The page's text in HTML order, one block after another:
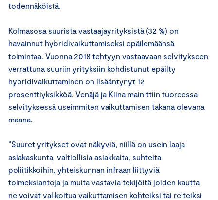
todennäköistä.
Kolmasosa suurista vastaajayrityksistä (32 %) on
havainnut hybridivaikuttamiseksi epäilemäänsä
toimintaa. Vuonna 2018 tehtyyn vastaavaan selvitykseen
verrattuna suuriin yrityksiin kohdistunut epäilty
hybridivaikuttaminen on lisääntynyt 12
prosenttiyksikköä. Venäjä ja Kiina mainittiin tuoreessa
selvityksessä useimmiten vaikuttamisen takana olevana
maana.
”Suuret yritykset ovat näkyviä, niillä on usein laaja
asiakaskunta, valtiollisia asiakkaita, suhteita
poliitikkoihin, yhteiskunnan infraan liittyviä
toimeksiantoja ja muita vastavia tekijöitä joiden kautta
ne voivat valikoitua vaikuttamisen kohteiksi tai reiteiksi